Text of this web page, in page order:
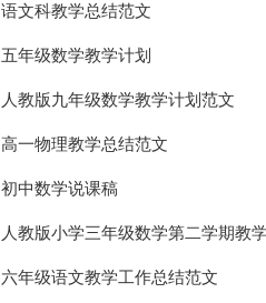
语文科教学总结范文
五年级数学教学计划
人教版九年级数学教学计划范文
高一物理教学总结范文
初中数学说课稿
人教版小学三年级数学第二学期教
六年级语文教学工作总结范文